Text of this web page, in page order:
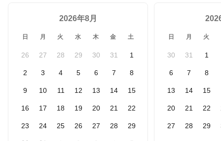
2026年8月
日 月 火 水 木 金 土
26 27 28 29 30 31 1
2 3 4 5 6 7 8
9 10 11 12 13 14 15
16 17 18 19 20 21 22
23 24 25 26 27 28 29
日 月 火
30 31 1
6 7 8
13 14 15
20 21 22
27 28 29